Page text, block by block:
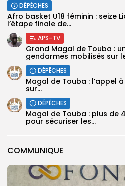
COMMUNIQUE
DÉPÊCHES
‎Afro basket U18 féminin : seize
l’étape finale de...
APS-TV
Grand Magal de Touba :
gendarmes mobilisés sur
DÉPÊCHES
Magal de Touba : l’appel
sur...
DÉPÊCHES
Magal de Touba : plus de
pour sécuriser les...